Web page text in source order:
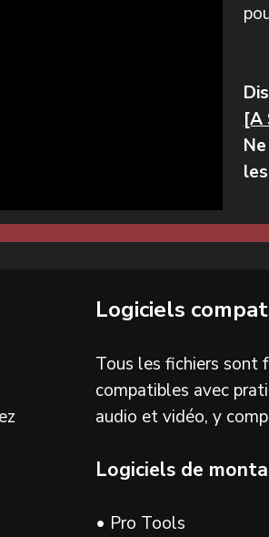
[A
Logiciels
Tous les fichiers sont
compatibles avec
audio et vidéo, y
Logiciels de
• Pro Tools